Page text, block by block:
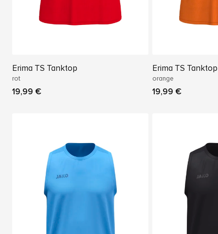
Erima TS Tanktop
rot
19,99 €
Erima TS Tanktop
orange
19,99 €